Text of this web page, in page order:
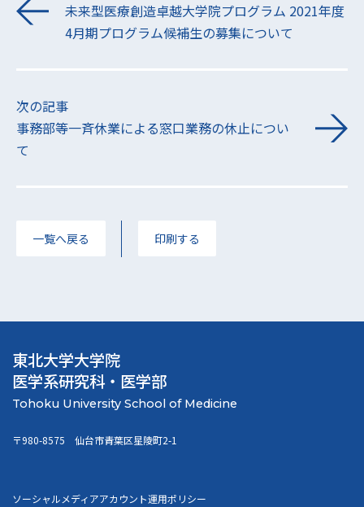
未来型医療創造卓越大学院プログラム 2021年度
4月期プログラム候補生の募集について
次の記事
事務部等一斉休業による窓口業務の休止につい
て
一覧へ戻る 印刷する
東北大学大学院
医学系研究科・医学部
〒980-8575 仙台市青葉区星陵町2-1
ソーシャルメディアアカウント運用ポリシー